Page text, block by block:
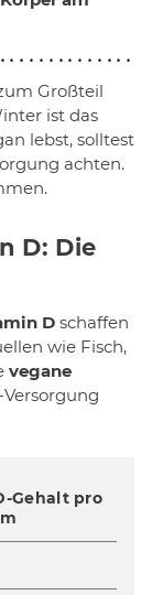
Großteil
ist das
lebst, solltest
achten.
D: Die
D schaffen
wie Fisch,
vegane
Gehalt pro